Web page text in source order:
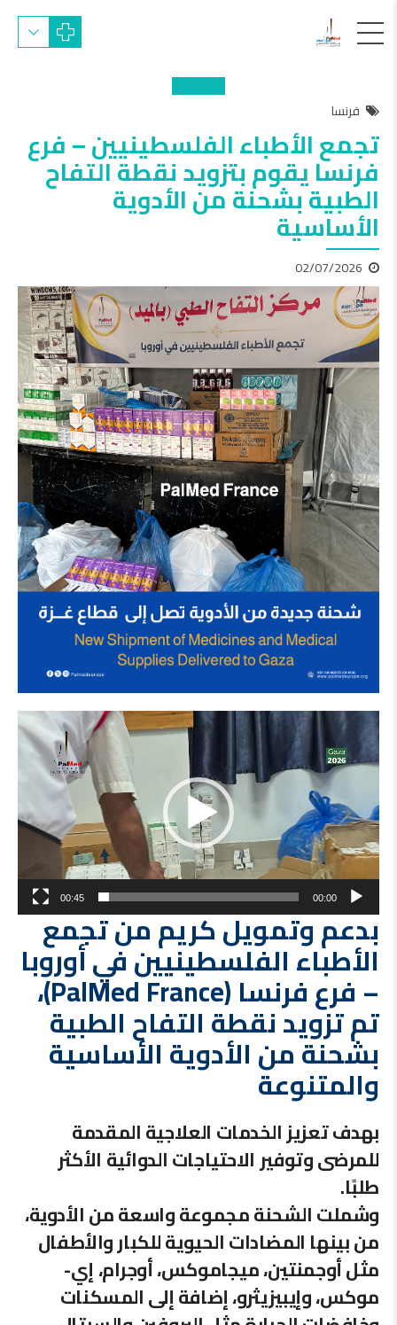
فرنسا
تجمع الأطباء الفلسطينيين – فرع
فرنسا يقوم بتزويد نقطة التفاح
الطبية بشحنة من الأدوية
الأساسية
02/07/2026
مشغل
الفيديو
00:00
00:45
بدعم وتمويل كريم من تجمع
الأطباء الفلسطينيين في أوروبا
– فرع فرنسا (PalMed France)،
تم تزويد نقطة التفاح الطبية
بشحنة من الأدوية الأساسية
والمتنوعة
بهدف تعزيز الخدمات العلاجية المقدمة
للمرضى وتوفير الاحتياجات الدوائية الأكثر
طلبًا.
وشملت الشحنة مجموعة واسعة من الأدوية،
من بينها المضادات الحيوية للكبار والأطفال
مثل أوجمنتين، ميجاموكس، أوجرام، إي-
موكس، وإيبيزيثرو، إضافة إلى المسكنات